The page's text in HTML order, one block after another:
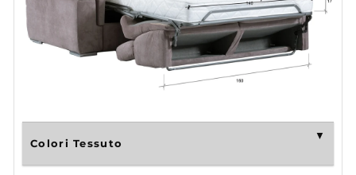
Colori Tessuto